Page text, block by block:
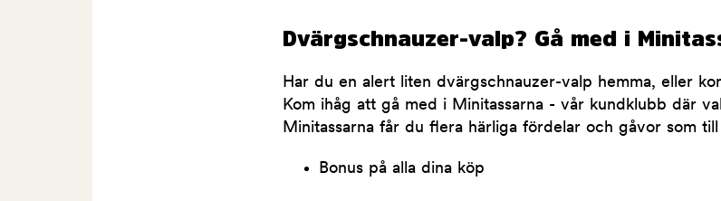
Dvärgschnauzer-valp? Gå med i
Har du en alert liten dvärgschnauzer-valp hemma, eller
Kom ihåg att gå med i Minitassarna - vår kundklubb där
Minitassarna får du flera härliga fördelar och gåvor som
Bonus på alla dina köp